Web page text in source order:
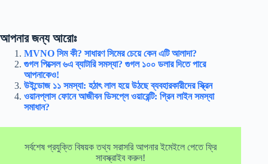
আপনার জন্য আরোঃ
MVNO সিম কী? সাধারণ সিমের চেয়ে কেন এটি আলাদা?
গুগল পিক্সেল ৬এ ব্যাটারি সমস্যা? গুগল ১০০ ডলার দিতে পারে
আপনাকেও!
উইন্ডোজ ১১ সমস্যা: হঠাৎ লাল হয়ে উঠছে ব্যবহারকারীদের স্ক্রিন
ওয়ানপ্লাস ফোনে আজীবন ডিসপ্লে ওয়ারেন্টি: গ্রিন লাইন সমস্যা
সমাধান?
সর্বশেষ প্রযুক্তি বিষয়ক তথ্য সরাসরি আপনার ইমেইলে পেতে ফ্রি
সাবস্ক্রাইব করুন!